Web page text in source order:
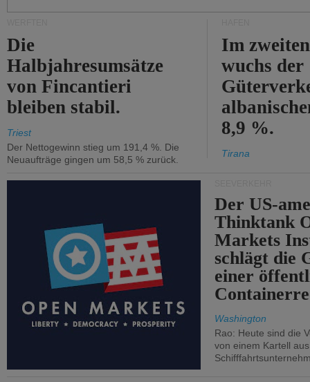
Die
Halbjahresumsätze
von Fincantieri
bleiben stabil.
Triest
Der Nettogewinn stieg um 191,4 %. Die
Neuaufträge gingen um 58,5 % zurück.
Im
wuchs der
8,9 %.
Tirana
Der US-
Thinktank
Markets
schlägt die
einer
Washington
Rao: Heute sind die
von einem Kartell